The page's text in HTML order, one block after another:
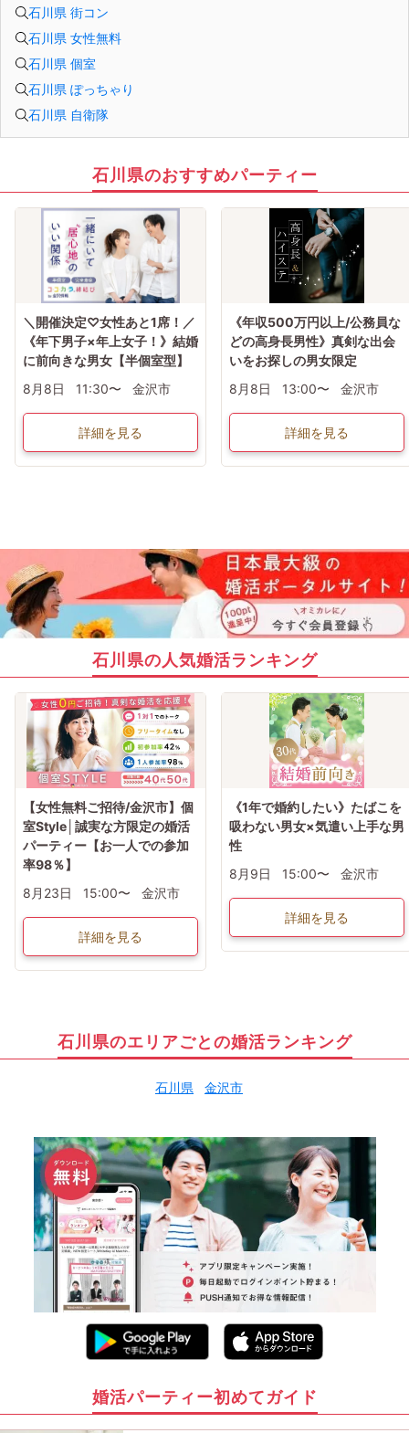
石川県 街コン
石川県 女性無料
石川県 個室
石川県 ぽっちゃり
石川県 自衛隊
石川県のおすすめパーティー
＼開催決定♡女性あと1席！／
《年下男子×年上女子！》結婚
に前向きな男女【半個室型】
8月8日
11:30〜 金沢市
詳細を見る
《年収500万円以上/公務員な
どの高身長男性》真剣な出会
いをお探しの男女限定
8月8日
13:00〜 金沢市
詳細を見る
石川県の人気婚活ランキング
【女性無料ご招待/金沢市】個
室Style│誠実な方限定の婚活
パーティー【お一人での参加
率98％】
8月23日
15:00〜 金沢市
詳細を見る
《1年で婚約したい》たばこを
吸わない男女×気遣い上手な男
性
8月9日
15:00〜 金沢市
詳細を見る
石川県のエリアごとの婚活ランキング
石川県 金沢市
婚活パーティー初めてガイド